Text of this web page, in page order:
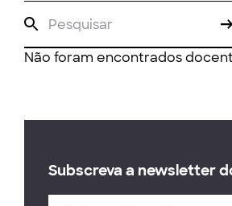
Não foram encontrados
Subscreva a newsletter